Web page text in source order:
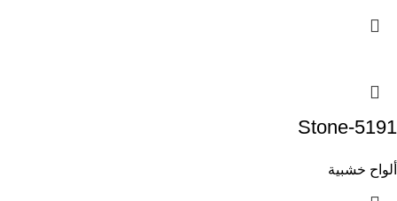
Stone-5191
ألواح خشبية